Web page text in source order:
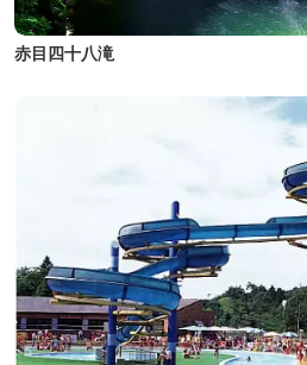
赤目四十八滝